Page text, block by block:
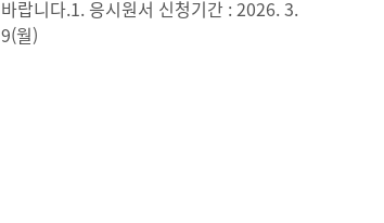
바랍니다.1. 응시원서 신청기간 : 2026. 3.
9(월)